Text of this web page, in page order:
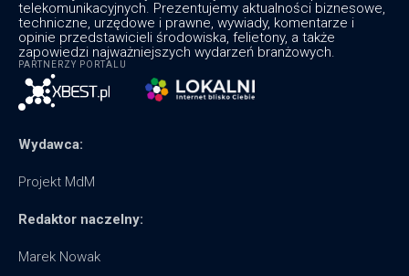
telekomunikacyjnych. Prezentujemy aktualności biznesowe,
techniczne, urzędowe i prawne, wywiady, komentarze i
opinie przedstawicieli środowiska, felietony, a także
zapowiedzi najważniejszych wydarzeń branżowych.
PARTNERZY PORTALU
Wydawca:
Projekt MdM
Redaktor naczelny:
Marek Nowak